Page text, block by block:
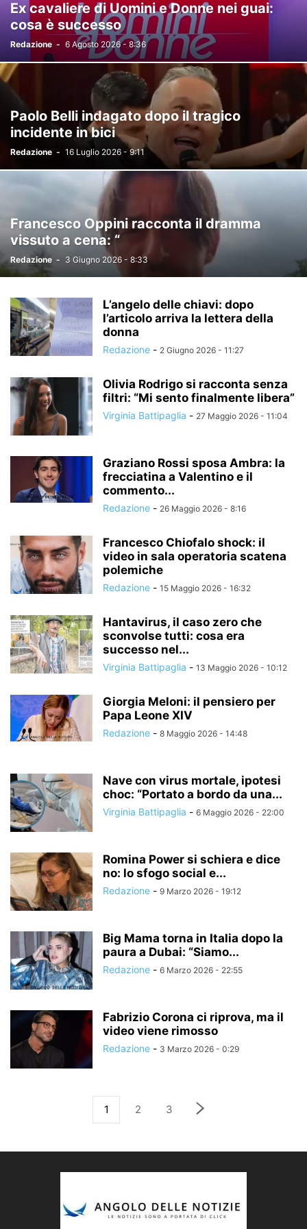
PECHINO EXPRESS 2025 PERSONAGGI TV PROGRAMMI TV
REDAZIONE ANGOLO SANREMO 2022 SANREMO 2023
SANREMO 2024 SANREMO 2025 SPORT TEMPTATION ISLAND
THE COUPLE THE FAMILY TRADIMENTO
UOMINI E DONNE VERISSIMO X FACTOR
Ex cavaliere di Uomini e Donne nei guai:
cosa è successo
Redazione - 6 Agosto 2026 - 8:36
Paolo Belli indagato dopo il tragico
incidente in bici
Redazione - 16 Luglio 2026 - 9:11
Francesco Oppini racconta il dramma
vissuto a cena: “
Redazione - 3 Giugno 2026 - 8:33
L’angelo delle chiavi: dopo
l’articolo arriva la lettera della
donna
Redazione - 2 Giugno 2026 - 11:27
Olivia Rodrigo si racconta senza
filtri: “Mi sento finalmente libera”
Virginia Battipaglia - 27 Maggio 2026 - 11:04
Graziano Rossi sposa Ambra: la
frecciatina a Valentino e il
commento...
Redazione - 26 Maggio 2026 - 8:16
Francesco Chiofalo shock: il
video in sala operatoria scatena
polemiche
Redazione - 15 Maggio 2026 - 16:32
Hantavirus, il caso zero che
sconvolse tutti: cosa era
successo nel...
Virginia Battipaglia - 13 Maggio 2026 - 10:12
Giorgia Meloni: il pensiero per
Papa Leone XIV
Redazione - 8 Maggio 2026 - 14:48
Nave con virus mortale, ipotesi
choc: “Portato a bordo da una...
Virginia Battipaglia - 6 Maggio 2026 - 22:00
Romina Power si schiera e dice
no: lo sfogo social e...
Redazione - 9 Marzo 2026 - 19:12
Big Mama torna in Italia dopo la
paura a Dubai: “Siamo...
Redazione - 6 Marzo 2026 - 22:55
Fabrizio Corona ci riprova, ma il
video viene rimosso
Redazione - 3 Marzo 2026 - 0:29
1 2 3